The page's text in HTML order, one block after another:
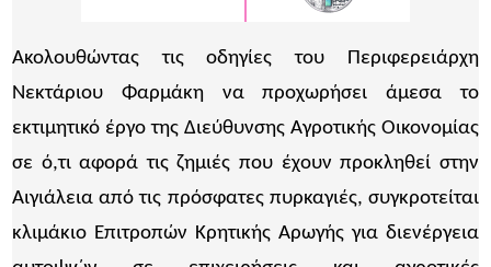
Ακολουθώντας τις οδηγίες του Περιφερειάρχη
Νεκτάριου Φαρμάκη να προχωρήσει άμεσα το
εκτιμητικό έργο της Διεύθυνσης Αγροτικής Οικονομίας
σε ό,τι αφορά τις ζημιές που έχουν προκληθεί στην
Αιγιάλεια από τις πρόσφατες πυρκαγιές, συγκροτείται
κλιμάκιο Επιτροπών Κρητικής Αρωγής για διενέργεια